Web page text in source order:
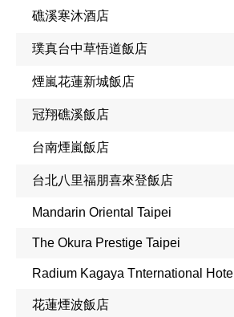
礁溪寒沐酒店
璞真台中草悟道飯店
煙嵐花蓮新城飯店
冠翔礁溪飯店
台南煙嵐飯店
台北八里福朋喜來登飯店
Mandarin Oriental Taipei
The Okura Prestige Taipei
Radium Kagaya Tnternational Hotel
花蓮煙波飯店